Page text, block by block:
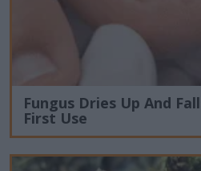
Fungus Dries Up And
First Use